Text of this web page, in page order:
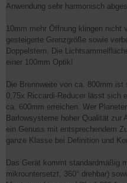
Anwendung sehr harmonisch
10mm mehr Öffnung klingen nicht
gesteigerte Grenzgröße sowie
Doppelstern. Die
einer 100mm Optik!
Die Brennweite von ca. 800mm
0,75x Riccardi-Reducer lässt sich
ca. 600mm erreichen. Wer
Barlowsysteme hoher Qualität zur
ein Genuss mit entsprechendem
ganze Klasse bei Definition und
Das Gerät kommt standardmäßig
mikrountersetzt, 360° drehbar)